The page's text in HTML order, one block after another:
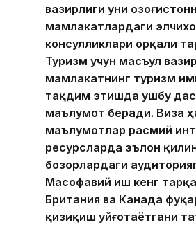
вазирлиги уни
мамлакатлардаги
консулликлари орқали
Туризм учун масъул
мамлакатнинг туризм
тақдим этишда ушбу
маълумот беради. Виза
маълумотлар расмий
ресурсларда эълон
бозорлардаги
Масофавий иш кенг
Британия ва Канада
қизиқиш уйғотаётгани